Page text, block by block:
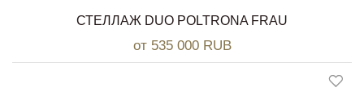
СТЕЛЛАЖ DUO POLTRONA FRAU
от 535 000 RUB